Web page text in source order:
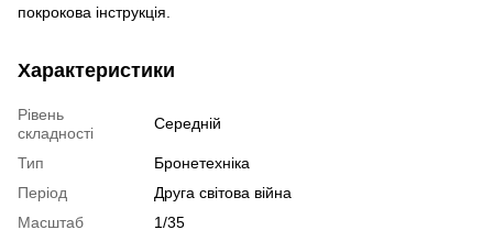
покрокова інструкція.
Характеристики
Рівень
складності
Середній
Тип
Бронетехніка
Період
Друга світова війна
Масштаб
1/35